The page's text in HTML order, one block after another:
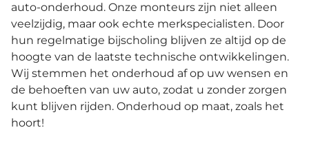
auto-onderhoud. Onze monteurs zijn niet alleen
veelzijdig, maar ook echte merkspecialisten. Door
hun regelmatige bijscholing blijven ze altijd op de
hoogte van de laatste technische ontwikkelingen.
Wij stemmen het onderhoud af op uw wensen en
de behoeften van uw auto, zodat u zonder zorgen
kunt blijven rijden. Onderhoud op maat, zoals het
hoort!